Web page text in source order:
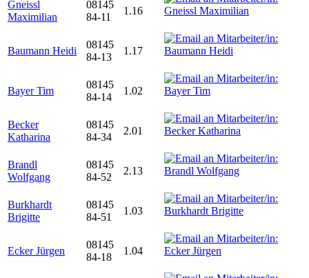
Gneissl
Maximilian
08145
84-11
1.16
Baumann Heidi
08145
84-13
1.17
Bayer Tim
08145
84-14
1.02
Becker
Katharina
08145
84-34
2.01
Brandl
Wolfgang
08145
84-52
2.13
Burkhardt
Brigitte
08145
84-51
1.03
Ecker Jürgen
08145
84-18
1.04